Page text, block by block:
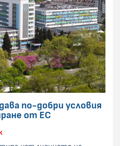
по-добри условия
от ЕС